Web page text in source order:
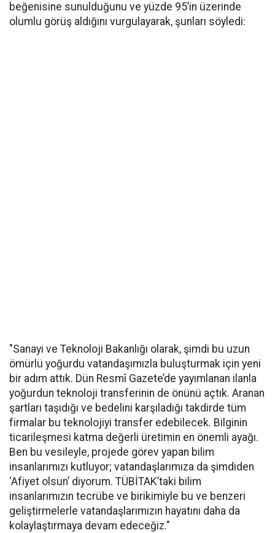
beğenisine sunulduğunu ve yüzde 95’in üzerinde
olumlu görüş aldığını vurgulayarak, şunları söyledi:
"Sanayi ve Teknoloji Bakanlığı olarak, şimdi bu uzun
ömürlü yoğurdu vatandaşımızla buluşturmak için yeni
bir adım attık. Dün Resmî Gazete’de yayımlanan ilanla
yoğurdun teknoloji transferinin de önünü açtık. Aranan
şartları taşıdığı ve bedelini karşıladığı takdirde tüm
firmalar bu teknolojiyi transfer edebilecek. Bilginin
ticarileşmesi katma değerli üretimin en önemli ayağı.
Ben bu vesileyle, projede görev yapan bilim
insanlarımızı kutluyor; vatandaşlarımıza da şimdiden
‘Afiyet olsun’ diyorum. TÜBİTAK’taki bilim
insanlarımızın tecrübe ve birikimiyle bu ve benzeri
geliştirmelerle vatandaşlarımızın hayatını daha da
kolaylaştırmaya devam edeceğiz."